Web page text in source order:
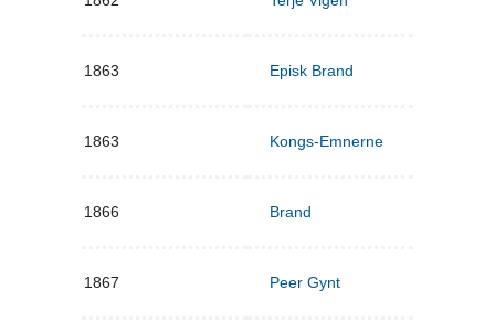
1863 Episk Brand
1863 Kongs-Emnerne
1866 Brand
1867 Peer Gynt